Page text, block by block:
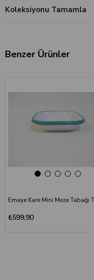
Koleksiyonu Tamamla
Benzer Ürünler
₺599,90